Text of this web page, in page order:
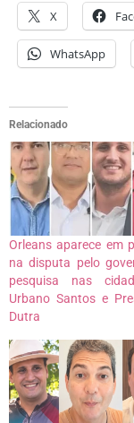
X
WhatsApp
Relacionado
Orleans aparece em
na disputa pelo
pesquisa nas
Urbano Santos e
Dutra